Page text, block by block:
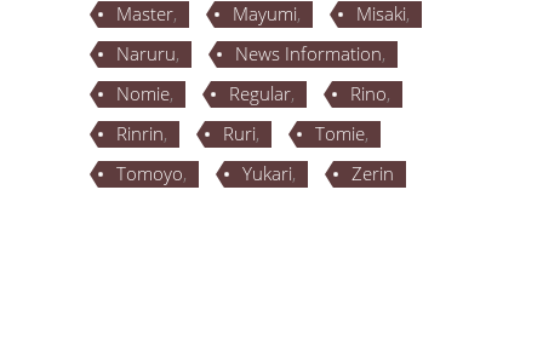
Master
Mayumi
Misaki
Naruru
News Information
Nomie
Regular
Rino
Rinrin
Ruri
Tomie
Tomoyo
Yukari Zerin